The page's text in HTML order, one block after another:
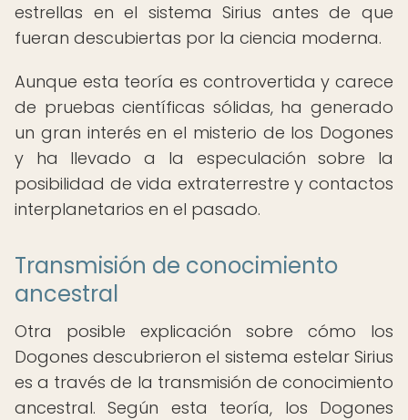
estrellas en el sistema Sirius antes de que
fueran descubiertas por la ciencia moderna.
Aunque esta teoría es controvertida y carece
de pruebas científicas sólidas, ha generado
un gran interés en el misterio de los Dogones
y ha llevado a la especulación sobre la
posibilidad de vida extraterrestre y contactos
interplanetarios en el pasado.
Transmisión de conocimiento
ancestral
Otra posible explicación sobre cómo los
Dogones descubrieron el sistema estelar Sirius
es a través de la transmisión de conocimiento
ancestral. Según esta teoría, los Dogones